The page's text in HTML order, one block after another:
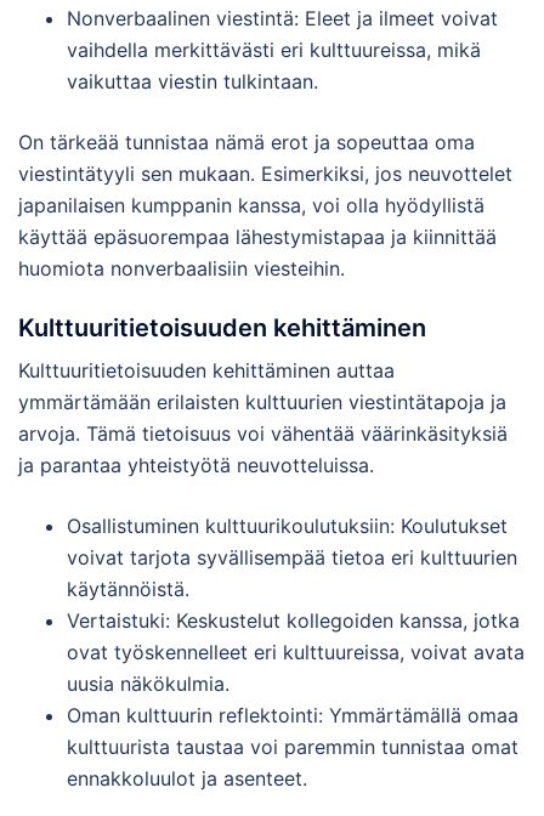
Nonverbaalinen viestintä: Eleet ja ilmeet voivat
vaihdella merkittävästi eri kulttuureissa, mikä
vaikuttaa viestin tulkintaan.
On tärkeää tunnistaa nämä erot ja sopeuttaa oma
viestintätyyli sen mukaan. Esimerkiksi, jos neuvottelet
japanilaisen kumppanin kanssa, voi olla hyödyllistä
käyttää epäsuorempaa lähestymistapaa ja kiinnittää
huomiota nonverbaalisiin viesteihin.
Kulttuuritietoisuuden kehittäminen
Kulttuuritietoisuuden kehittäminen auttaa
ymmärtämään erilaisten kulttuurien viestintätapoja ja
arvoja. Tämä tietoisuus voi vähentää väärinkäsityksiä
ja parantaa yhteistyötä neuvotteluissa.
Osallistuminen kulttuurikoulutuksiin: Koulutukset
voivat tarjota syvällisempää tietoa eri kulttuurien
käytännöistä.
Vertaistuki: Keskustelut kollegoiden kanssa, jotka
ovat työskennelleet eri kulttuureissa, voivat avata
uusia näkökulmia.
Oman kulttuurin reflektointi: Ymmärtämällä omaa
kulttuurista taustaa voi paremmin tunnistaa omat
ennakkoluulot ja asenteet.